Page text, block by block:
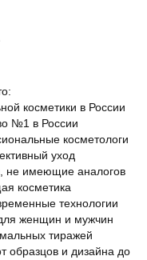
косметики в России
№1 в России
косметологи
уход
не имеющие аналогов
косметика
технологии
женщин и мужчин
тиражей
образцов и дизайна до